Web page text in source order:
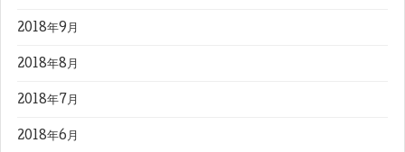
2018年9月
2018年8月
2018年7月
2018年6月